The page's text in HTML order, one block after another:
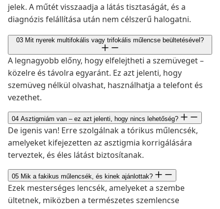
jelek. A műtét visszaadja a látás tisztaságát, és a
diagnózis felállítása után nem célszerű halogatni.
03 Mit nyerek multifokális vagy trifokális műlencse beültetésével?
A legnagyobb előny, hogy elfelejtheti a szemüveget –
közelre és távolra egyaránt. Ez azt jelenti, hogy
szemüveg nélkül olvashat, használhatja a telefont és
vezethet.
04 Asztigmiám van – ez azt jelenti, hogy nincs lehetőség?
De igenis van! Erre szolgálnak a tórikus műlencsék,
amelyeket kifejezetten az asztigmia korrigálására
terveztek, és éles látást biztosítanak.
05 Mik a fakikus műlencsék, és kinek ajánlottak?
Ezek mesterséges lencsék, amelyeket a szembe
ültetnek, miközben a természetes szemlencse